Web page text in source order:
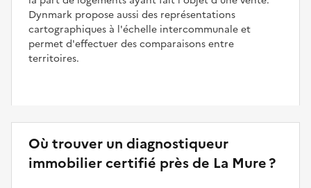
Dynmark propose aussi des représentations
cartographiques à l'échelle intercommunale et
permet d'effectuer des comparaisons entre
territoires.
Où trouver un diagnostiqueur
immobilier certifié près de La Mure ?